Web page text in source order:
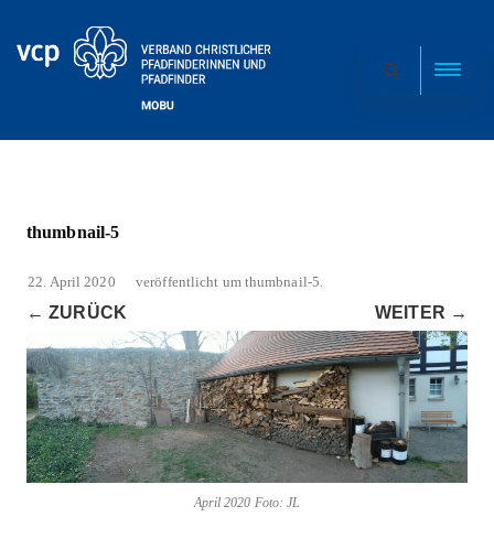
thumbnail-5
veröffentlicht
22. April 2020 um thumbnail-5.
← ZURÜCK WEITER →
April 2020 Foto: JL